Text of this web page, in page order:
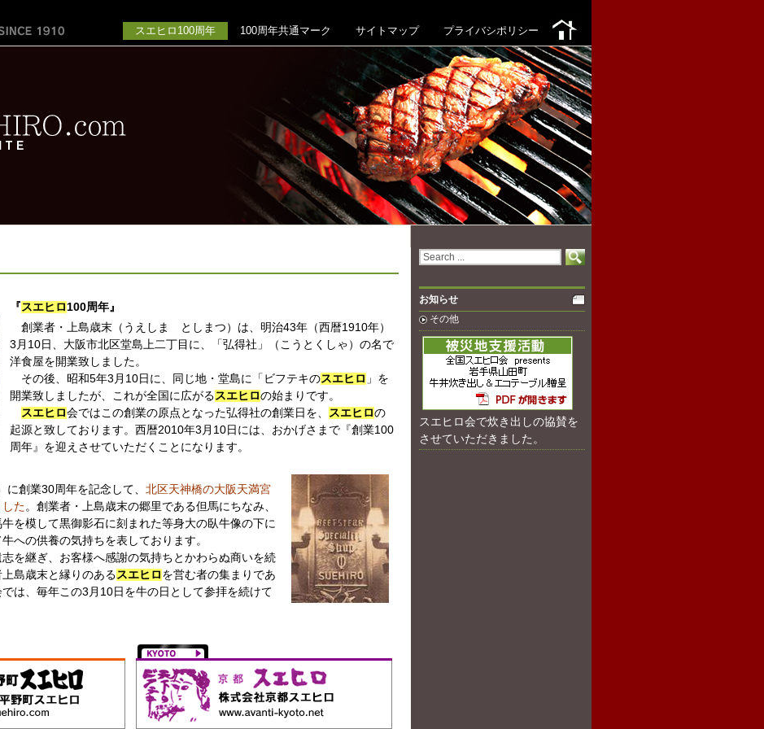
スエヒロ100周年 100周年共通マーク サイトマップ プライバシポリシー
『スエヒロ100周年』
創業者・上島歳末（うえしま としまつ）は、明治43年（西暦1910年）
3月10日、大阪市北区堂島上二丁目に、「弘得社」（こうとくしゃ）の名で
洋食屋を開業致しました。
その後、昭和5年3月10日に、同じ地・堂島に「ビフテキのスエヒロ 」を
開業致しましたが、これが全国に広がるスエヒロの始まりです。
スエヒロ会ではこの創業の原点となった弘得社の創業日を、 スエヒロの
起源と致しております。西暦2010年3月10日には、おかげさまで『創業100
周年』を迎えさせていただくことになります。
創業30周年を記念して、 北区天神橋の大阪天満宮
た。創業者・上島歳末の郷里である但馬にちなみ、
を模して黒御影石に刻まれた等身大の臥牛像の下に
への供養の気持ちを表しております。
を継ぎ、お客様へ感謝の気持ちとかわらぬ商いを続
島歳末と縁りのあるスエヒロ を営む者の集まりであ
では、毎年この3月10日を牛の日として参拝を続けて
お知らせ
その他
スエヒロ会で炊き出しの協賛を
させていただきました。